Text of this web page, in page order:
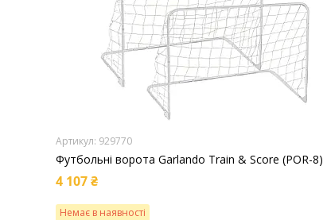
929770
Футбольні ворота Garlando Train & Score (POR-8)
4 107 ₴
Немає в наявності